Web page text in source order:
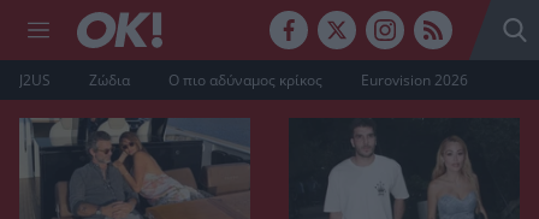
J2US Ζώδια Ο πιο αδύναμος κρίκος Eurovision 2026